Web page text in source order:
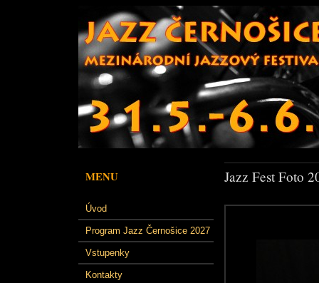
MENU
Úvod
Program Jazz Černošice 2027
Vstupenky
Kontakty
Jazz Fest Foto